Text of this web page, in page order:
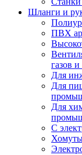
Шланги и
ПВХ
газов
Для
Для
Для
С